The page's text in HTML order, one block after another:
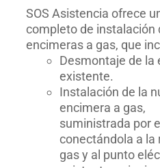
SOS Asistencia ofrece
completo de instalación
encimeras a gas, que
Desmontaje de la
existente.
Instalación de la
encimera a gas,
suministrada por
conectándola a la
gas y al punto